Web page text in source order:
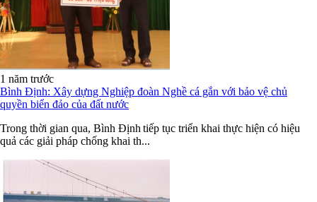
1 năm trước
Bình Định: Xây dựng Nghiệp đoàn Nghề cá gắn với bảo vệ chủ
quyền biển đảo của đất nước
Trong thời gian qua, Bình Định tiếp tục triển khai thực hiện có hiệu
quả các giải pháp chống khai th...